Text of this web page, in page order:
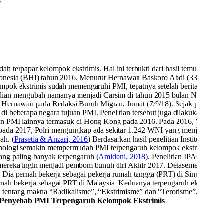
terpapar kelompok ekstrimis. Hal ini terbukti dari hasil
(BHI) tahun 2016. Menurut Hernawan Baskoro Abdi
ekstrimis sudah memengaruhi PMI, tepatnya setelah
mengubah namanya menjadi Carsim di tahun 2015 bulan
pada Redaksi Buruh Migran, Jumat (7/9/18). Sejak
negara tujuan PMI. Penelitian tersebut juga
PMI lainnya termasuk di Hong Kong pada 2016. Pada
2017, Polri mengungkap ada sekitar 1.242 WNI yang
(Prasetia & Anzari, 2016) Berdasarkan hasil penelitian
semakin mempermudah PMI terpengaruh kelompok
paling banyak terpengaruh (Amidoni, 2018). Penelitian
ingin menjadi pembom bunuh diri Akhir 2017.
pernah bekerja sebagai pekerja rumah tangga (PRT) di
bekerja sebagai PRT di Malaysia. Keduanya terpengaruh
makna “Radikalisme”, “Ekstrimisme” dan
Penyebab PMI Terpengaruh Kelompok Ekstrimis